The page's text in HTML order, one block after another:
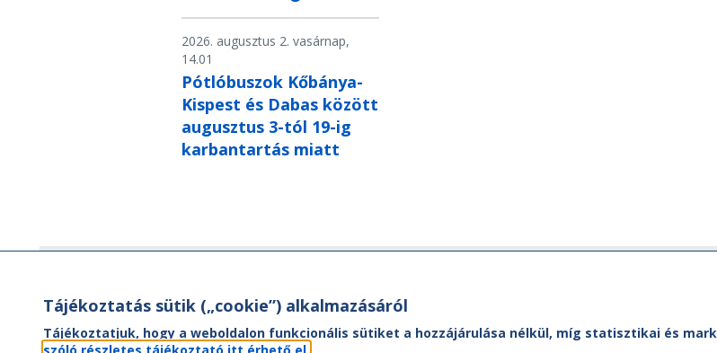
2026. augusztus 2. vasárnap,
14.01
Pótlóbuszok Kőbánya-
Kispest és Dabas között
augusztus 3-tól 19-ig
karbantartás miatt
Hírlevelünk segítségével értesülhet
aktuális híreinkről, utazási ajánlatainkról,
MÁVDIREKT:
Tájékoztatás sütik („cookie”) alkalmazásáról
Tájékoztatjuk, hogy a weboldalon funkcionális sütiket a hozzájárulása nélkül, míg statisztikai és